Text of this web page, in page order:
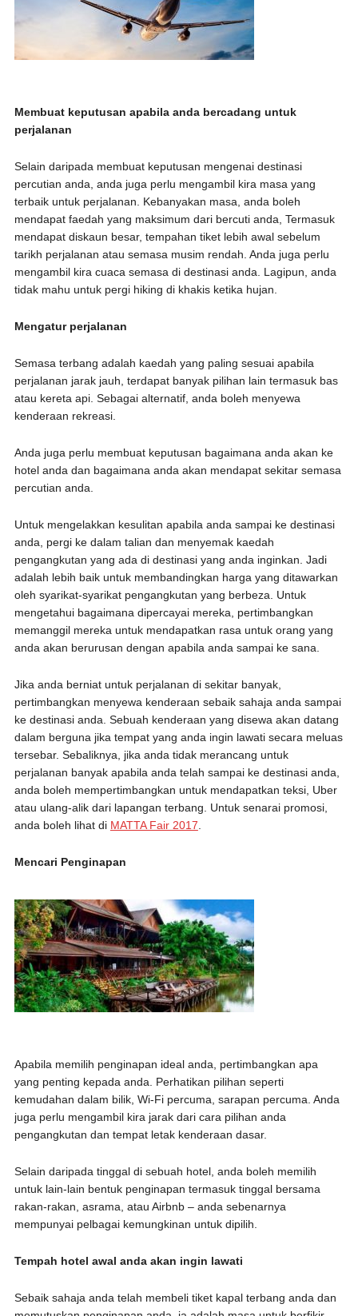
Membuat keputusan apabila anda bercadang untuk
perjalanan
Selain daripada membuat keputusan mengenai destinasi
percutian anda, anda juga perlu mengambil kira masa yang
terbaik untuk perjalanan. Kebanyakan masa, anda boleh
mendapat faedah yang maksimum dari bercuti anda, Termasuk
mendapat diskaun besar, tempahan tiket lebih awal sebelum
tarikh perjalanan atau semasa musim rendah. Anda juga perlu
mengambil kira cuaca semasa di destinasi anda. Lagipun, anda
tidak mahu untuk pergi hiking di khakis ketika hujan.
Mengatur perjalanan
Semasa terbang adalah kaedah yang paling sesuai apabila
perjalanan jarak jauh, terdapat banyak pilihan lain termasuk bas
atau kereta api. Sebagai alternatif, anda boleh menyewa
kenderaan rekreasi.
Anda juga perlu membuat keputusan bagaimana anda akan ke
hotel anda dan bagaimana anda akan mendapat sekitar semasa
percutian anda.
Untuk mengelakkan kesulitan apabila anda sampai ke destinasi
anda, pergi ke dalam talian dan menyemak kaedah
pengangkutan yang ada di destinasi yang anda inginkan. Jadi
adalah lebih baik untuk membandingkan harga yang ditawarkan
oleh syarikat-syarikat pengangkutan yang berbeza. Untuk
mengetahui bagaimana dipercayai mereka, pertimbangkan
memanggil mereka untuk mendapatkan rasa untuk orang yang
anda akan berurusan dengan apabila anda sampai ke sana.
Jika anda berniat untuk perjalanan di sekitar banyak,
pertimbangkan menyewa kenderaan sebaik sahaja anda sampai
ke destinasi anda. Sebuah kenderaan yang disewa akan datang
dalam berguna jika tempat yang anda ingin lawati secara meluas
tersebar. Sebaliknya, jika anda tidak merancang untuk
perjalanan banyak apabila anda telah sampai ke destinasi anda,
anda boleh mempertimbangkan untuk mendapatkan teksi, Uber
atau ulang-alik dari lapangan terbang. Untuk senarai promosi,
anda boleh lihat di MATTA Fair 2017
Mencari Penginapan
Apabila memilih penginapan ideal anda, pertimbangkan apa
yang penting kepada anda. Perhatikan pilihan seperti
kemudahan dalam bilik, Wi-Fi percuma, sarapan percuma. Anda
juga perlu mengambil kira jarak dari cara pilihan anda
pengangkutan dan tempat letak kenderaan dasar.
Selain daripada tinggal di sebuah hotel, anda boleh memilih
untuk lain-lain bentuk penginapan termasuk tinggal bersama
rakan-rakan, asrama, atau Airbnb – anda sebenarnya
mempunyai pelbagai kemungkinan untuk dipilih.
Tempah hotel awal anda akan ingin lawati
Sebaik sahaja anda telah membeli tiket kapal terbang anda dan